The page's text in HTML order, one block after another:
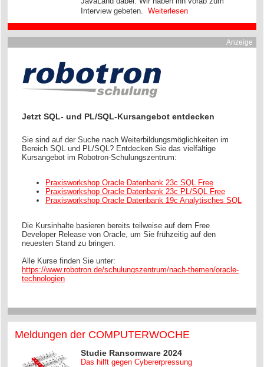
Interview gebeten.
Weiterlesen
Anzeige
Jetzt SQL- und PL/SQL-Kursangebot entdecken
Sie sind auf der Suche nach Weiterbildungsmöglichkeiten im
Bereich SQL und PL/SQL? Entdecken Sie das vielfältige
Kursangebot im Robotron-Schulungszentrum:
Praxisworkshop Oracle Datenbank 23c SQL Free
Praxisworkshop Oracle Datenbank 23c PL/SQL Free
Praxisworkshop Oracle Datenbank 19c Analytisches SQL
Die Kursinhalte basieren bereits teilweise auf dem Free
Developer Release von Oracle, um Sie frühzeitig auf den
neuesten Stand zu bringen.
Alle Kurse finden Sie unter:
https://www.robotron.de/schulungszentrum/nach-themen/oracle-
technologien
Meldungen der COMPUTERWOCHE
Studie Ransomware 2024
Das hilft gegen Cybererpressung